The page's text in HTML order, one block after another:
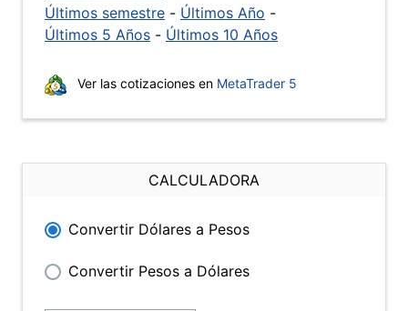
Últimos semestre - Últimos Año -
Últimos 5 Años - Últimos 10 Años
Ver las cotizaciones en MetaTrader 5
CALCULADORA
Convertir Dólares a Pesos
Convertir Pesos a Dólares